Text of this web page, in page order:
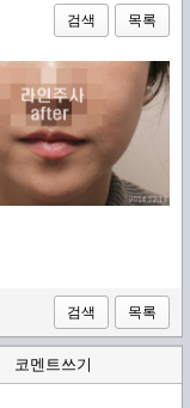
검색 목록
검색 목록
코멘트쓰기